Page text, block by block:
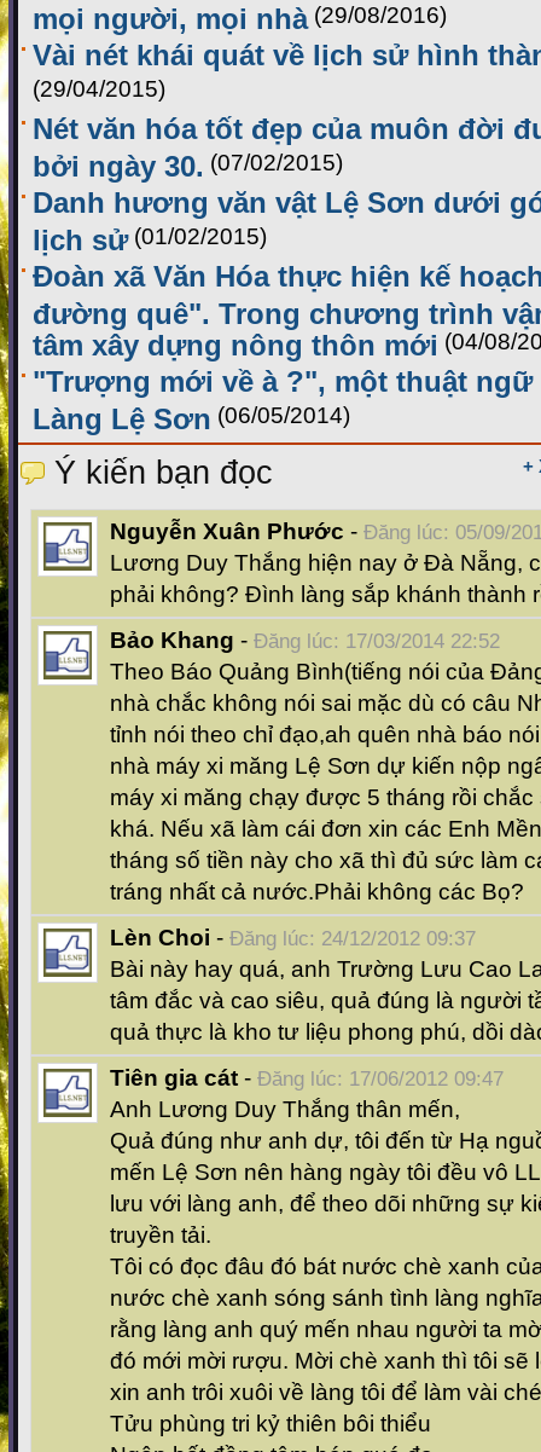
mọi người, mọi nhà (29/08/2016)
Vài nét khái quát về lịch sử hình
(29/04/2015)
Nét văn hóa tốt đẹp của muôn đời
bởi ngày 30. (07/02/2015)
Danh hương văn vật Lệ Sơn dưới
lịch sử (01/02/2015)
Đoàn xã Văn Hóa thực hiện kế
đường quê". Trong chương trình
tâm xây dựng nông thôn mới (04/08/
"Trượng mới về à ?", một thuật ngữ
Làng Lệ Sơn (06/05/2014)
+
Ý kiến bạn đọc
Nguyễn Xuân Phước - Đăng lúc: 05/09/
Lương Duy Thắng hiện nay ở Đà Nẵng,
phải không? Đình làng sắp khánh thành
Bảo Khang - Đăng lúc: 17/03/2014 22:52
Theo Báo Quảng Bình(tiếng nói của
nhà chắc không nói sai mặc dù có câu
tỉnh nói theo chỉ đạo,ah quên nhà báo
nhà máy xi măng Lệ Sơn dự kiến nộp
máy xi măng chạy được 5 tháng rồi
khá. Nếu xã làm cái đơn xin các Enh
tháng số tiền này cho xã thì đủ sức làm
tráng nhất cả nước.Phải không các Bọ?
Lèn Choi - Đăng lúc: 24/12/2012 09:37
Bài này hay quá, anh Trường Lưu Cao
tâm đắc và cao siêu, quả đúng là người
quả thực là kho tư liệu phong phú, dồi
Tiên gia cát - Đăng lúc: 17/06/2012 09:47
Anh Lương Duy Thắng thân mến,
Quả đúng như anh dự, tôi đến từ Hạ
mến Lệ Sơn nên hàng ngày tôi đều vô
lưu với làng anh, để theo dõi những sự
truyền tải.
Tôi có đọc đâu đó bát nước chè xanh
nước chè xanh sóng sánh tình làng
rằng làng anh quý mến nhau người ta
đó mới mời rượu. Mời chè xanh thì tôi sẽ
xin anh trôi xuôi về làng tôi để làm vài
Tửu phùng tri kỷ thiên bôi thiểu